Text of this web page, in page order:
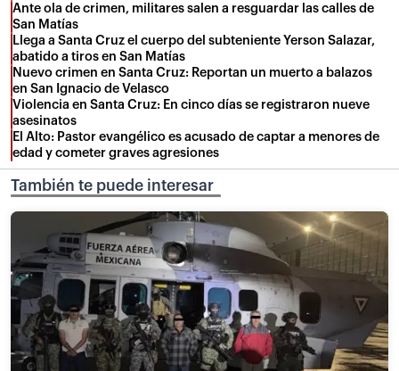
Ante ola de crimen, militares salen a resguardar las calles de
San Matías
Llega a Santa Cruz el cuerpo del subteniente Yerson Salazar,
abatido a tiros en San Matías
Nuevo crimen en Santa Cruz: Reportan un muerto a balazos
en San Ignacio de Velasco
Violencia en Santa Cruz: En cinco días se registraron nueve
asesinatos
El Alto: Pastor evangélico es acusado de captar a menores de
edad y cometer graves agresiones
También te puede interesar